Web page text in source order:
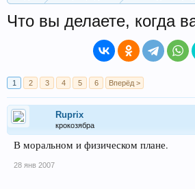
Что вы делаете, когда
1 2 3 4 5 6 Вперёд >
Ruprix
крокозябра
В моральном и физическом плане.
28 янв 2007